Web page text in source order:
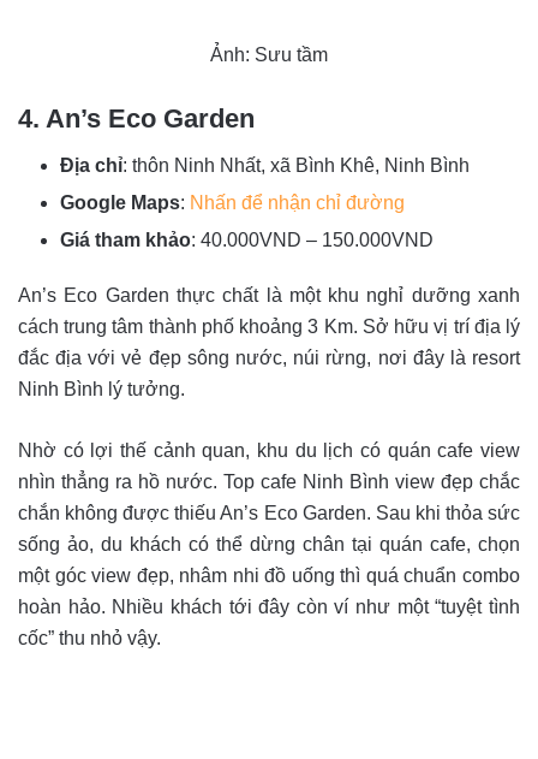
Ảnh: Sưu tầm
4. An’s Eco Garden
Địa chỉ: thôn Ninh Nhất, xã Bình Khê, Ninh Bình
Google Maps: Nhấn để nhận chỉ đường
Giá tham khảo: 40.000VND – 150.000VND
An’s Eco Garden thực chất là một khu nghỉ dưỡng xanh
cách trung tâm thành phố khoảng 3 Km. Sở hữu vị trí địa lý
đắc địa với vẻ đẹp sông nước, núi rừng, nơi đây là resort
Ninh Bình lý tưởng.
Nhờ có lợi thế cảnh quan, khu du lịch có quán cafe view
nhìn thẳng ra hồ nước. Top cafe Ninh Bình view đẹp chắc
chắn không được thiếu An’s Eco Garden. Sau khi thỏa sức
sống ảo, du khách có thể dừng chân tại quán cafe, chọn
một góc view đẹp, nhâm nhi đồ uống thì quá chuẩn combo
hoàn hảo. Nhiều khách tới đây còn ví như một “tuyệt tình
cốc” thu nhỏ vậy.